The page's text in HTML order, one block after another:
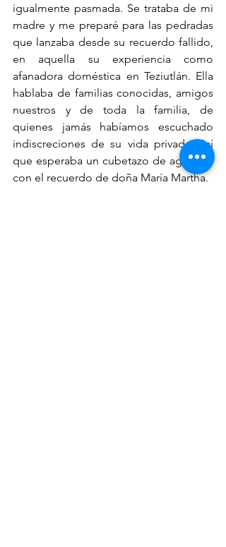
igualmente pasmada. Se trataba de mi
madre y me preparé para las pedradas
que lanzaba desde su recuerdo fallido,
en aquella su experiencia como
afanadora doméstica en Teziutlán. Ella
hablaba de familias conocidas, amigos
nuestros y de toda la familia, de
quienes jamás habíamos escuchado
indiscreciones de su vida privada. Así
que esperaba un cubetazo de agua fría
con el recuerdo de doña María Martha.